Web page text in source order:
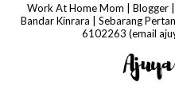
Work At Home Mom | Blogger
Bandar Kinrara | Sebarang
6102263 (email